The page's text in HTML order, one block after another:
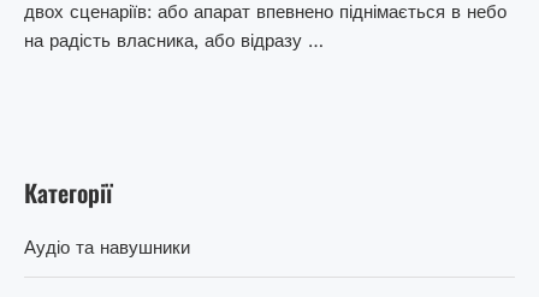
двох сценаріїв: або апарат впевнено піднімається в небо
на радість власника, або відразу …
Категорії
Аудіо та навушники